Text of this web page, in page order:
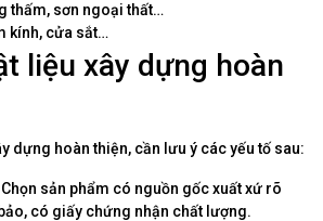
thấm, sơn ngoại thất…
kính, cửa sắt…
liệu xây dựng hoàn
dựng hoàn thiện, cần lưu ý các yếu tố sau:
Chọn sản phẩm có nguồn gốc xuất xứ rõ
có giấy chứng nhận chất lượng.